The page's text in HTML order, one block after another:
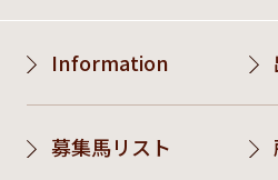
Information
募集馬リスト